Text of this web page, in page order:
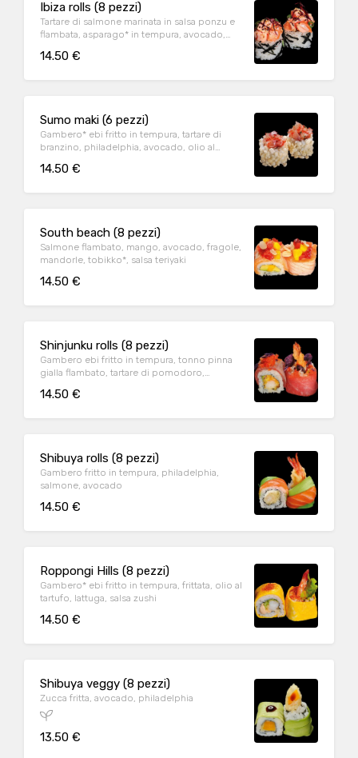
Ibiza rolls (8 pezzi)
Tartare di salmone marinata in salsa ponzu e
flambata, asparago* in tempura, avocado,
14.50 €
Sumo maki (6 pezzi)
Gambero* ebi fritto in tempura, tartare di
branzino, philadelphia, avocado, olio al
14.50 €
South beach (8 pezzi)
Salmone flambato, mango, avocado, fragole,
mandorle, tobikko*, salsa teriyaki
14.50 €
Shinjunku rolls (8 pezzi)
Gambero ebi fritto in tempura, tonno pinna
gialla flambato, tartare di pomodoro,
14.50 €
Shibuya rolls (8 pezzi)
Gambero fritto in tempura, philadelphia,
salmone, avocado
14.50 €
Roppongi Hills (8 pezzi)
Gambero* ebi fritto in tempura, frittata, olio al
tartufo, lattuga, salsa zushi
14.50 €
Shibuya veggy (8 pezzi)
Zucca fritta, avocado, philadelphia
13.50 €